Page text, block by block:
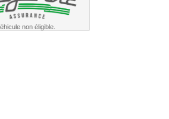
non éligible.